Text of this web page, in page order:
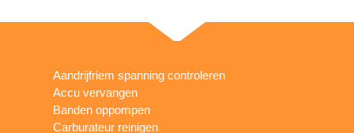
Aandrijfriem spanning controleren
Accu vervangen
Banden oppompen
Carburateur reinigen